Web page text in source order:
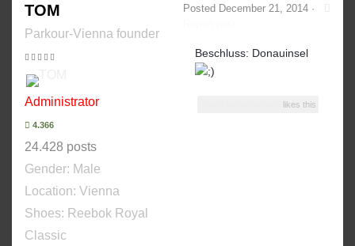
TOM
Parkour-Vienna founder
Administrator
4.366
24.428 posts
Gender: Male
Location: Vienna
Shoes: Reebok Royal
Classic
Posted December 21, 2014 ·
Beschluss: Donauinsel
likes this